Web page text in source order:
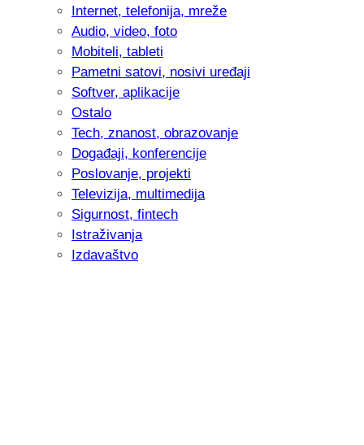
Internet, telefonija, mreže
Audio, video, foto
Mobiteli, tableti
Pametni satovi, nosivi uređaji
Softver, aplikacije
Ostalo
Tech, znanost, obrazovanje
Događaji, konferencije
Poslovanje, projekti
Televizija, multimedija
Sigurnost, fintech
Istraživanja
Izdavaštvo